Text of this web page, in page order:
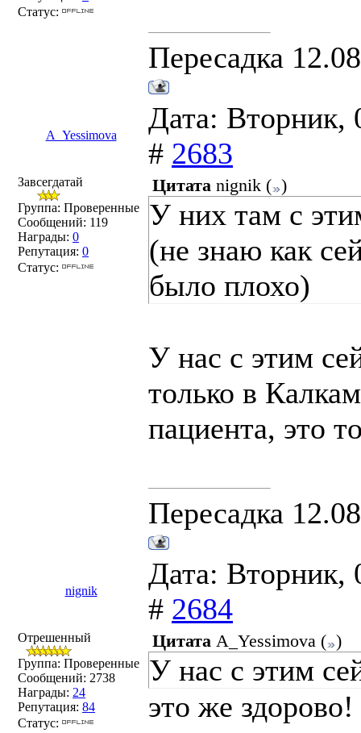
Статус:
Пересадка
A_Yessimova
Дата: Вторник,
# 2683
Завсегдатай
Группа: Проверенные
Сообщений: 119
Награды: 0
Репутация: 0
Статус:
Цитата nignik ( )
У них там с
(не знаю как
было плохо)
У нас с этим
только в
пациента, это
Пересадка
nignik
Дата: Вторник,
# 2684
Отрешенный
Группа: Проверенные
Сообщений: 2738
Награды: 24
Репутация: 84
Статус:
Цитата A_Yessimova ( )
У нас с этим
это же здорово!